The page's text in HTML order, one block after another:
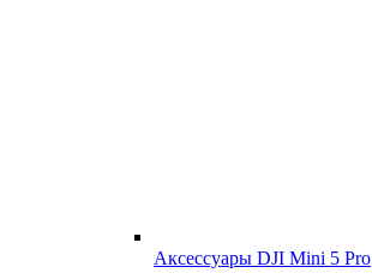
Аксессуары DJI Mini 5 Pro